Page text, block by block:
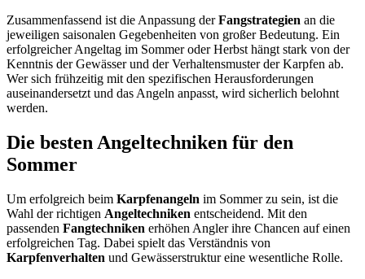
Zusammenfassend ist die Anpassung derFangstrategien an die
jeweiligen saisonalen Gegebenheiten von großer Bedeutung. Ein
erfolgreicher Angeltag im Sommer oder Herbst hängt stark von der
Kenntnis der Gewässer und der Verhaltensmuster der Karpfen ab.
Wer sich frühzeitig mit den spezifischen Herausforderungen
auseinandersetzt und das Angeln anpasst, wird sicherlich belohnt
werden.
Die besten Angeltechniken für den
Sommer
Um erfolgreich beim Karpfenangeln im Sommer zu sein, ist die
Wahl der richtigen Angeltechniken entscheidend. Mit den
passenden Fangtechniken erhöhen Angler ihre Chancen auf einen
erfolgreichen Tag. Dabei spielt das Verständnis von
Karpfenverhalten und Gewässerstruktur eine wesentliche Rolle.